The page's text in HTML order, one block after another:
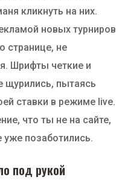
кликнуть на них.
новых турниров
странице, не
Шрифты четкие и
пытаясь
ставки в режиме live.
что ты не на сайте,
уже позаботились.
под рукой